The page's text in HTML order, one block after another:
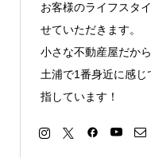
お客様のライフスタ
せていただきます。
小さな不動産屋だか
土浦で1番身近に感じ
指しています！